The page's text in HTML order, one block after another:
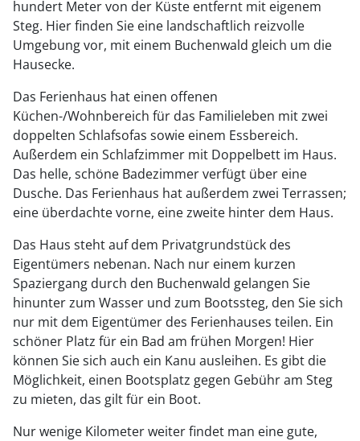
hundert Meter von der Küste entfernt mit eigenem
Steg. Hier finden Sie eine landschaftlich reizvolle
Umgebung vor, mit einem Buchenwald gleich um die
Hausecke.
Das Ferienhaus hat einen offenen
Küchen-/Wohnbereich für das Familieleben mit zwei
doppelten Schlafsofas sowie einem Essbereich.
Außerdem ein Schlafzimmer mit Doppelbett im Haus.
Das helle, schöne Badezimmer verfügt über eine
Dusche. Das Ferienhaus hat außerdem zwei Terrassen;
eine überdachte vorne, eine zweite hinter dem Haus.
Das Haus steht auf dem Privatgrundstück des
Eigentümers nebenan. Nach nur einem kurzen
Spaziergang durch den Buchenwald gelangen Sie
hinunter zum Wasser und zum Bootssteg, den Sie sich
nur mit dem Eigentümer des Ferienhauses teilen. Ein
schöner Platz für ein Bad am frühen Morgen! Hier
können Sie sich auch ein Kanu ausleihen. Es gibt die
Möglichkeit, einen Bootsplatz gegen Gebühr am Steg
zu mieten, das gilt für ein Boot.
Nur wenige Kilometer weiter findet man eine gute,